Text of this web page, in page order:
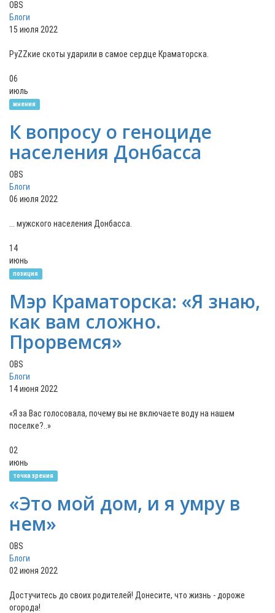
OBS
Блоги
15 июля 2022
РуZZкие скоты ударили в самое сердце Краматорска.
06
июль
мнения
К вопросу о геноциде
населения Донбасса
OBS
Блоги
06 июля 2022
... мужского населения Донбасса.
14
июнь
позиция
Мэр Краматорска: «Я знаю,
как вам сложно.
Прорвемся»
OBS
Блоги
14 июня 2022
«Я за Вас голосовала, почему вы не включаете воду на нашем
поселке?..»
02
июнь
точка зрения
«Это мой дом, и я умру в
нем»
OBS
Блоги
02 июня 2022
Достучитесь до своих родителей! Донесите, что жизнь - дороже
огорода!